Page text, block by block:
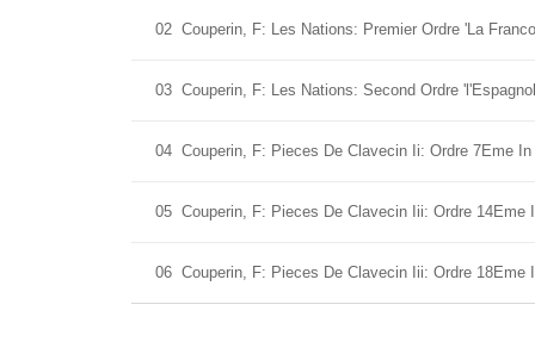
02 Couperin, F: Les Nations: Premier Ordre 'La
03 Couperin, F: Les Nations: Second Ordre
04 Couperin, F: Pieces De Clavecin Ii: Ordre 7Eme
05 Couperin, F: Pieces De Clavecin Iii: Ordre 14Eme
06 Couperin, F: Pieces De Clavecin Iii: Ordre 18Eme